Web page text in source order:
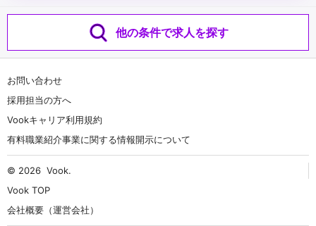
他の条件で求人を探す
お問い合わせ
採用担当の方へ
Vookキャリア利用規約
有料職業紹介事業に関する情報開示について
© 2026 Vook.
Vook TOP
会社概要（運営会社）